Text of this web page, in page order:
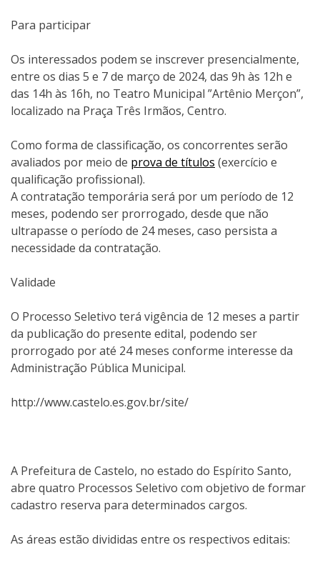
Para participar
Os interessados podem se inscrever presencialmente,
entre os dias 5 e 7 de março de 2024, das 9h às 12h e
das 14h às 16h, no Teatro Municipal ”Artênio Merçon”,
localizado na Praça Três Irmãos, Centro.
Como forma de classificação, os concorrentes serão
avaliados por meio de prova de títulos (exercício e
qualificação profissional).
A contratação temporária será por um período de 12
meses, podendo ser prorrogado, desde que não
ultrapasse o período de 24 meses, caso persista a
necessidade da contratação.
Validade
O Processo Seletivo terá vigência de 12 meses a partir
da publicação do presente edital, podendo ser
prorrogado por até 24 meses conforme interesse da
Administração Pública Municipal.
http://www.castelo.es.gov.br/site/
A Prefeitura de Castelo, no estado do Espírito Santo,
abre quatro Processos Seletivo com objetivo de formar
cadastro reserva para determinados cargos.
As áreas estão divididas entre os respectivos editais: